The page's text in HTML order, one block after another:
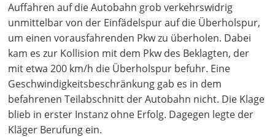
Auffahren auf die Autobahn grob verkehrswidrig
unmittelbar von der Einfädelspur auf die Überholspur,
um einen vorausfahrenden Pkw zu überholen. Dabei
kam es zur Kollision mit dem Pkw des Beklagten, der
mit etwa 200 km/h die Überholspur befuhr. Eine
Geschwindigkeitsbeschränkung gab es in dem
befahrenen Teilabschnitt der Autobahn nicht. Die Klage
blieb in erster Instanz ohne Erfolg. Dagegen legte der
Kläger Berufung ein.